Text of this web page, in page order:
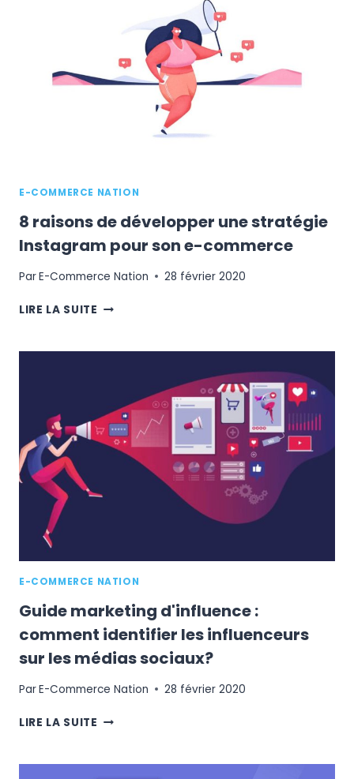
RECOMMANDATIONS
UTILES
E-COMMERCE NATION
8 raisons de développer une stratégie
Instagram pour son e-commerce
ParE-Commerce Nation 28 février 2020
LIRE LA SUITE 8
DÉVELOPPER
STRATÉGIE
INSTAGRAM
POUR
SON
COMMERCE
E-COMMERCE NATION
Guide marketing d'influence :
comment identifier les influenceurs
sur les médias sociaux?
ParE-Commerce Nation 28 février 2020
LIRE LA SUITE GUIDE
: